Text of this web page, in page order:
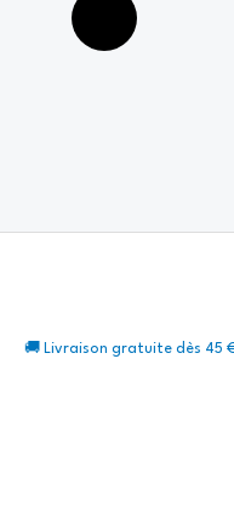
🚚 Livraison gratuite dès 45